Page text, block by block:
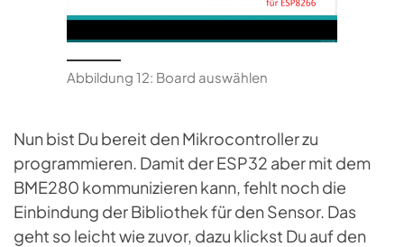
Abbildung 12: Board auswählen
Nun bist Du bereit den Mikrocontroller zu
programmieren. Damit der ESP32 aber mit dem
BME280 kommunizieren kann, fehlt noch die
Einbindung der Bibliothek für den Sensor. Das
geht so leicht wie zuvor, dazu klickst Du auf den